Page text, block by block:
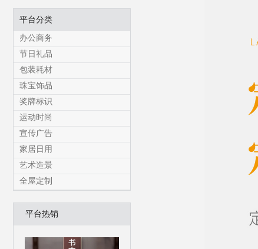
平台分类
办公商务
节日礼品
包装耗材
珠宝饰品
奖牌标识
运动时尚
宣传广告
家居日用
艺术造景
全屋定制
平台热销